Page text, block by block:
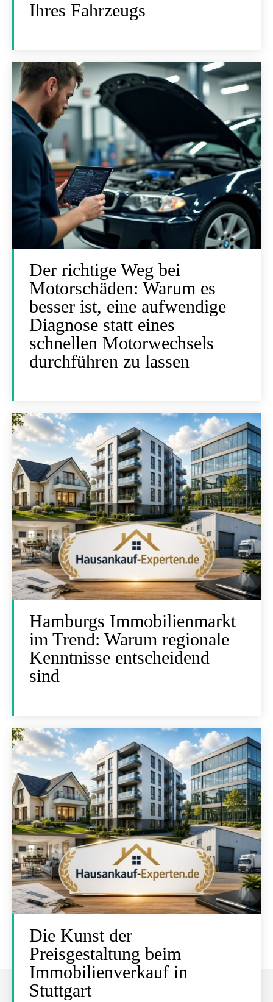
Ihres Fahrzeugs
Der richtige Weg bei
Motorschäden: Warum es
besser ist, eine aufwendige
Diagnose statt eines
schnellen Motorwechsels
durchführen zu lassen
Hamburgs Immobilienmarkt
im Trend: Warum regionale
Kenntnisse entscheidend
sind
Die Kunst der
Preisgestaltung beim
Immobilienverkauf in
Stuttgart